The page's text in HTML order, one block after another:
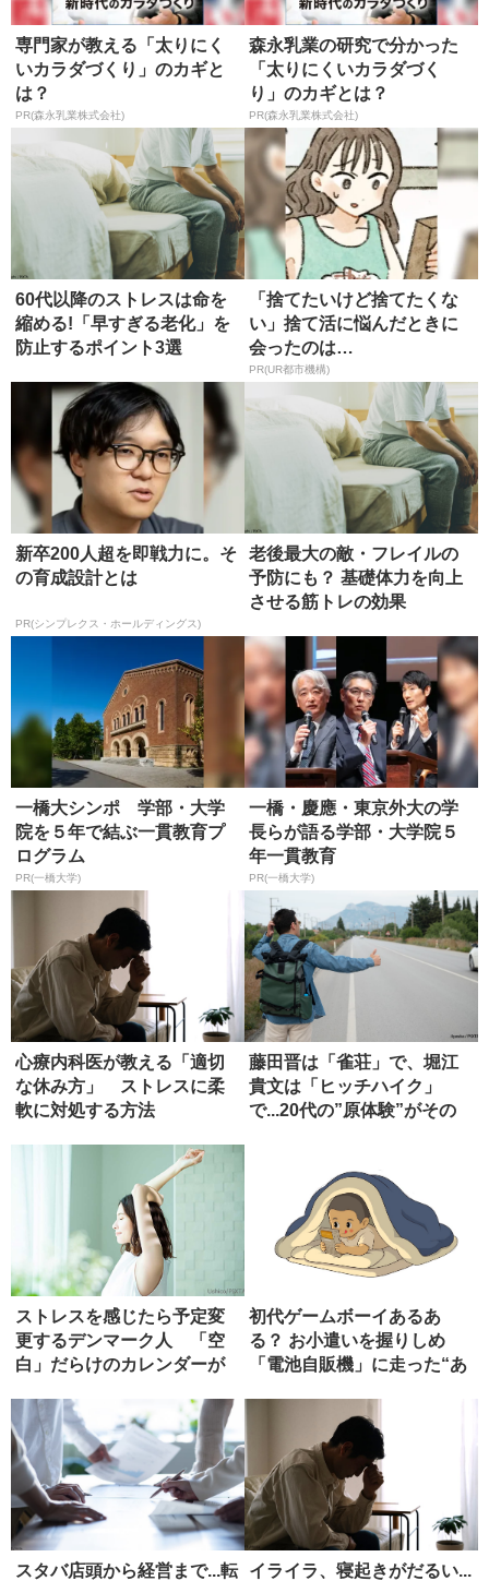
専門家が教える「太りにく
いカラダづくり」のカギと
は？
PR(森永乳業株式会社)
森永乳業の研究で分かった
「太りにくいカラダづく
り」のカギとは？
PR(森永乳業株式会社)
60代以降のストレスは命を
縮める!「早すぎる老化」を
防止するポイント3選
「捨てたいけど捨てたくな
い」捨て活に悩んだときに
会ったのは…
PR(UR都市機構)
新卒200人超を即戦力に。そ
の育成設計とは
PR(シンプレクス・ホールディングス)
老後最大の敵・フレイルの
予防にも？ 基礎体力を向上
させる筋トレの効果
一橋大シンポ 学部・大学
院を５年で結ぶ一貫教育プ
ログラム
PR(一橋大学)
一橋・慶應・東京外大の学
長らが語る学部・大学院５
年一貫教育
PR(一橋大学)
心療内科医が教える「適切
な休み方」 ストレスに柔
軟に対処する方法
藤田晋は「雀荘」で、堀江
貴文は「ヒッチハイク」
で...20代の”原体験”がその
ストレスを感じたら予定変
更するデンマーク人 「空
白」だらけのカレンダーが
初代ゲームボーイあるあ
る？ お小遣いを握りしめ
「電池自販機」に走った“あ
スタバ店頭から経営まで...転
イライラ、寝起きがだるい...